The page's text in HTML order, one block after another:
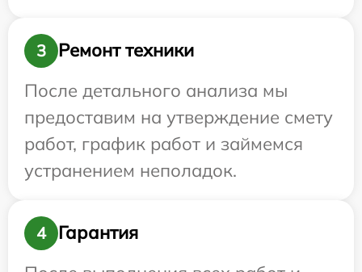
3
Ремонт техники
После детального анализа мы
предоставим на утверждение смету
работ, график работ и займемся
устранением неполадок.
4
Гарантия